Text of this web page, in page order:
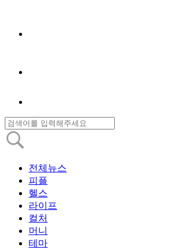
전체뉴스
피플
헬스
라이프
컬처
머니
테마